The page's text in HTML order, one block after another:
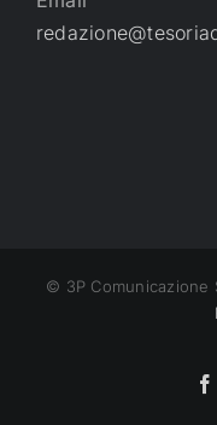
© 3P Comunicazione